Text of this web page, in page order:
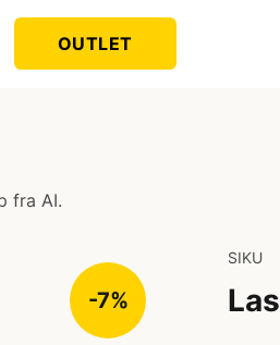
OUTLET
fra AI.
-7%
SIKU